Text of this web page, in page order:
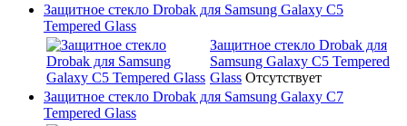
Защитное стекло Drobak для Samsung Galaxy C5
Tempered Glass
Защитное стекло Drobak для
Samsung Galaxy C5 Tempered
Glass Отсутствует
Защитное стекло Drobak для Samsung Galaxy C7
Tempered Glass